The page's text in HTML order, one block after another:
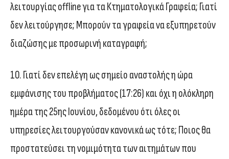
λειτουργίας offline για τα Κτηματολογικά Γραφεία; Γιατί
δεν λειτούργησε; Μπορούν τα γραφεία να εξυπηρετούν
διαζώσης με προσωρινή καταγραφή;
10. Γιατί δεν επελέγη ως σημείο αναστολής η ώρα
εμφάνισης του προβλήματος (17:26) και όχι η ολόκληρη
ημέρα της 25ης Ιουνίου, δεδομένου ότι όλες οι
υπηρεσίες λειτουργούσαν κανονικά ως τότε; Ποιος θα
προστατεύσει τη νομιμότητα των αιτημάτων που